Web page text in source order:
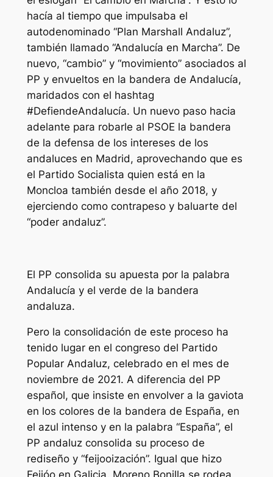
hacía al tiempo que impulsaba el
autodenominado “Plan Marshall Andaluz”,
también llamado “Andalucía en Marcha”. De
nuevo, “cambio” y “movimiento” asociados al
PP y envueltos en la bandera de Andalucía,
maridados con el hashtag
#DefiendeAndalucía. Un nuevo paso hacia
adelante para robarle al PSOE la bandera
de la defensa de los intereses de los
andaluces en Madrid, aprovechando que es
el Partido Socialista quien está en la
Moncloa también desde el año 2018, y
ejerciendo como contrapeso y baluarte del
“poder andaluz”.
El PP consolida su apuesta por la palabra
Andalucía y el verde de la bandera
andaluza.
Pero la consolidación de este proceso ha
tenido lugar en el congreso del Partido
Popular Andaluz, celebrado en el mes de
noviembre de 2021. A diferencia del PP
español, que insiste en envolver a la gaviota
en los colores de la bandera de España, en
el azul intenso y en la palabra “España”, el
PP andaluz consolida su proceso de
rediseño y “feijooización”. Igual que hizo